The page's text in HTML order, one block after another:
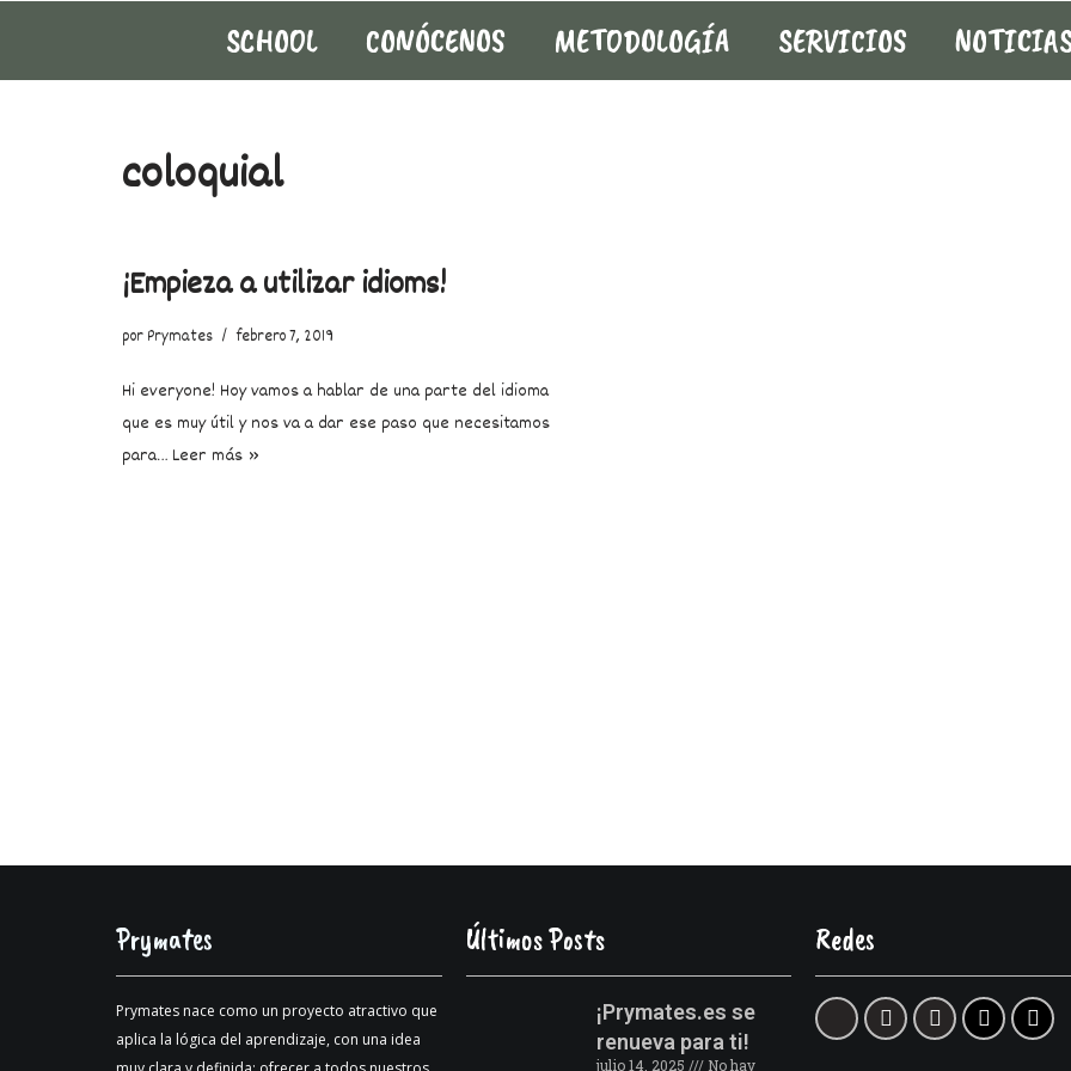
SCHOOL CONÓCENOS METODOLOGÍA SERVICIOS
coloquial
¡Empieza a utilizar idioms!
por Prymates febrero 7, 2019
Hi everyone! Hoy vamos a hablar de una parte del idioma
que es muy útil y nos va a dar ese paso que necesitamos
para… Leer más »
Prymates
Prymates nace como un proyecto atractivo que
aplica la lógica del aprendizaje, con una idea
Últimos Posts
¡Prymates.es se
renueva para ti!
julio 14, 2025 No hay
Redes